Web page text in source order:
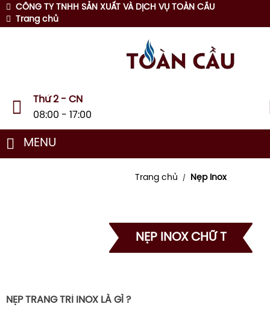
CÔNG TY TNHH SẢN XUẤT VÀ DỊCH VỤ TOÀN CẦU
Trang chủ
Thứ 2 - CN
08:00 - 17:00
MENU
Trang chủ / Nẹp Inox
NẸP INOX CHỮ T
NẸP TRANG TRÍ INOX LÀ GÌ ?